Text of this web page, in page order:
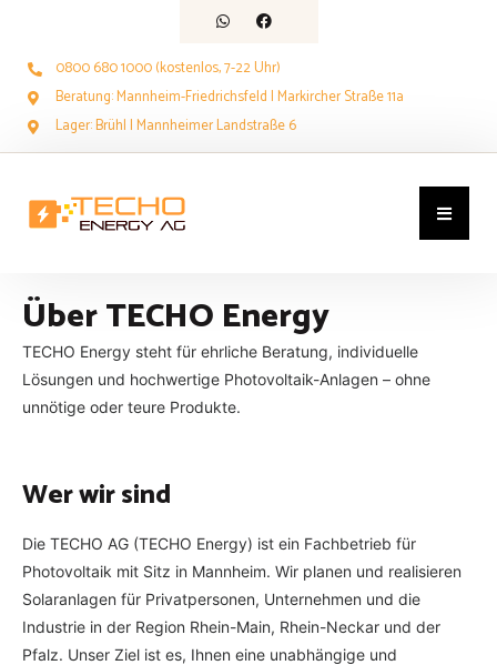
0800 680 1000 (kostenlos, 7-22 Uhr)
Beratung: Mannheim-Friedrichsfeld | Markircher Straße 11a
Lager: Brühl | Mannheimer Landstraße 6
Über TECHO Energy
TECHO Energy steht für ehrliche Beratung, individuelle
Lösungen und hochwertige Photovoltaik-Anlagen – ohne
unnötige oder teure Produkte.
Wer wir sind
Die TECHO AG (TECHO Energy) ist ein Fachbetrieb für
Photovoltaik mit Sitz in Mannheim. Wir planen und realisieren
Solaranlagen für Privatpersonen, Unternehmen und die
Industrie in der Region Rhein-Main, Rhein-Neckar und der
Pfalz. Unser Ziel ist es, Ihnen eine unabhängige und